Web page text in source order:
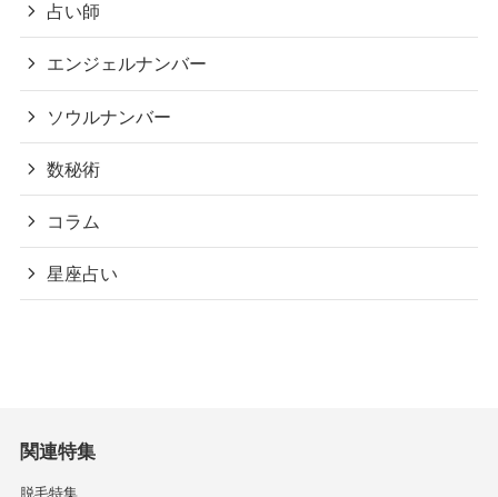
占い師
エンジェルナンバー
ソウルナンバー
数秘術
コラム
星座占い
関連特集
脱毛特集